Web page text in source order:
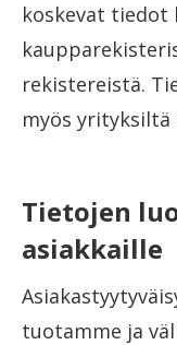
koskevat tiedot
rekistereistä.
myös yrityksiltä
Tietojen
asiakkaille
tuotamme ja